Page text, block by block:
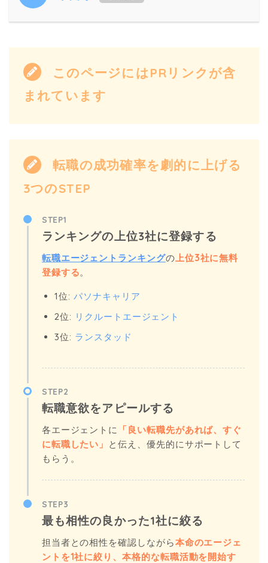
このページにはPRリンクが含
まれています
転職の成功確率を劇的に上げる
3つのSTEP
STEP1
ランキングの上位3社に登録する
転職エージェントランキングの上位3社に無料
登録する。
1位:パソナキャリア
2位: リクルートエージェント
3位: ランスタッド
STEP2
転職意欲をアピールする
各エージェントに 「良い転職先があれば、すぐ
に転職したい」 と伝え、優先的にサポートして
もらう。
STEP3
最も相性の良かった1社に絞る
担当者との相性を確認しながら本命のエージェ
ントを1社に絞り、本格的な転職活動を開始す